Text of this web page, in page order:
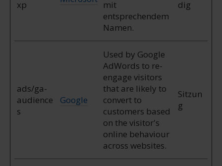
xp
mit
entsprechendem
Namen.
dig
ads/ga-
audience
s
Google
Used by Google
AdWords to re-
engage visitors
that are likely to
convert to
customers based
on the visitor's
online behaviour
across websites.
Sitzun
g